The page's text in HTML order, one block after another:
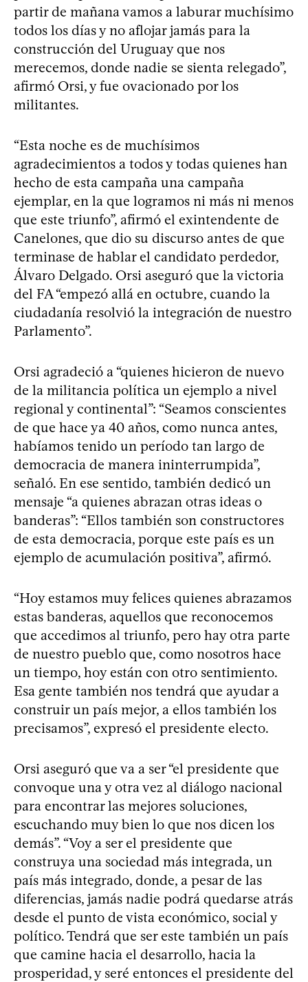
partir de mañana vamos a laburar muchísimo
todos los días y no aflojar jamás para la
construcción del Uruguay que nos
merecemos, donde nadie se sienta relegado”,
afirmó Orsi, y fue ovacionado por los
militantes.
“Esta noche es de muchísimos
agradecimientos a todos y todas quienes han
hecho de esta campaña una campaña
ejemplar, en la que logramos ni más ni menos
que este triunfo”, afirmó el exintendente de
Canelones, que dio su discurso antes de que
terminase de hablar el candidato perdedor,
Álvaro Delgado. Orsi aseguró que la victoria
del FA “empezó allá en octubre, cuando la
ciudadanía resolvió la integración de nuestro
Parlamento”.
Orsi agradeció a “quienes hicieron de nuevo
de la militancia política un ejemplo a nivel
regional y continental”: “Seamos conscientes
de que hace ya 40 años, como nunca antes,
habíamos tenido un período tan largo de
democracia de manera ininterrumpida”,
señaló. En ese sentido, también dedicó un
mensaje “a quienes abrazan otras ideas o
banderas”: “Ellos también son constructores
de esta democracia, porque este país es un
ejemplo de acumulación positiva”, afirmó.
“Hoy estamos muy felices quienes abrazamos
estas banderas, aquellos que reconocemos
que accedimos al triunfo, pero hay otra parte
de nuestro pueblo que, como nosotros hace
un tiempo, hoy están con otro sentimiento.
Esa gente también nos tendrá que ayudar a
construir un país mejor, a ellos también los
precisamos”, expresó el presidente electo.
Orsi aseguró que va a ser “el presidente que
convoque una y otra vez al diálogo nacional
para encontrar las mejores soluciones,
escuchando muy bien lo que nos dicen los
demás”. “Voy a ser el presidente que
construya una sociedad más integrada, un
país más integrado, donde, a pesar de las
diferencias, jamás nadie podrá quedarse atrás
desde el punto de vista económico, social y
político. Tendrá que ser este también un país
que camine hacia el desarrollo, hacia la
prosperidad, y seré entonces el presidente del